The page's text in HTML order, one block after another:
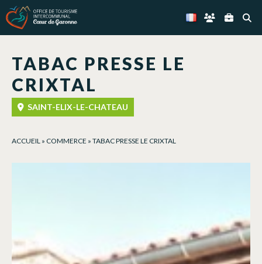
TABAC PRESSE LE
CRIXTAL
SAINT-ELIX-LE-CHATEAU
ACCUEIL » COMMERCE » TABAC PRESSE LE CRIXTAL
Panneau de gestion des cookies